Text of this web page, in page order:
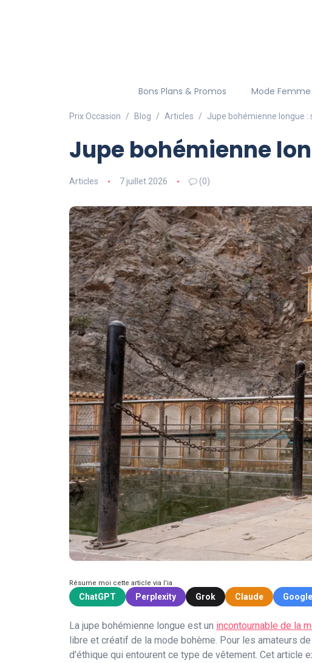
Bons Plans & Promos Mode Femme
Prix Occasion Blog Articles Jupe bohémienne longue :
Jupe bohémienne
Articles 7 juillet 2026 (0)
Résume moi cette article via l'ia
ChatGPT Perplexity Grok Claude Google
La jupe bohémienne longue est un incontournable de la
libre et créatif de la mode bohème. Pour les amateurs
d’éthique qui entourent ce type de vêtement. Cet article